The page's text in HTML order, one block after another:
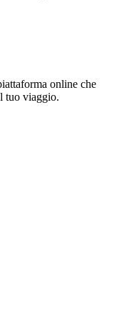
online che
tuo viaggio.